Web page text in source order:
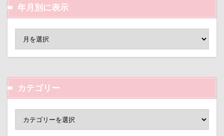
年月別に表示
カテゴリー